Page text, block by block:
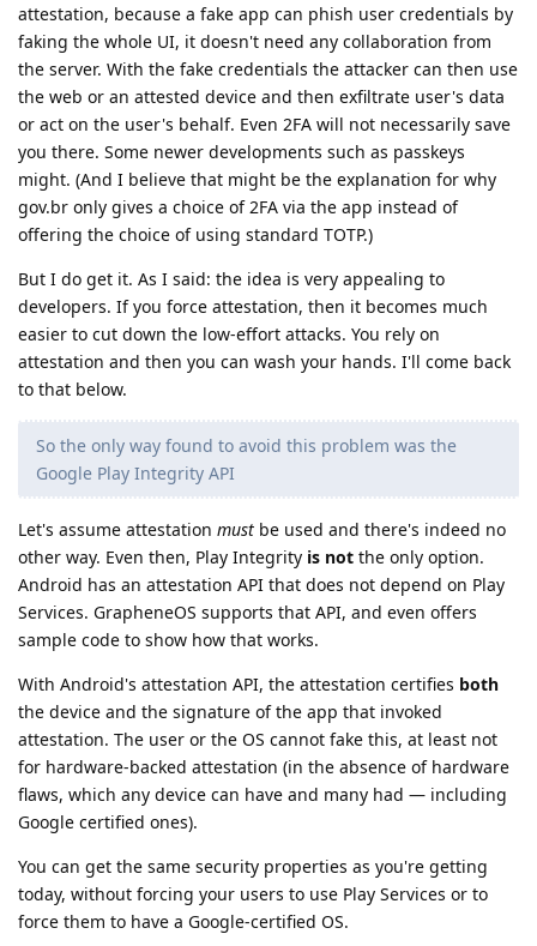
attestation, because a fake app can phish user credentials by
faking the whole UI, it doesn't need any collaboration from
the server. With the fake credentials the attacker can then use
the web or an attested device and then exfiltrate user's data
or act on the user's behalf. Even 2FA will not necessarily save
you there. Some newer developments such as passkeys
might. (And I believe that might be the explanation for why
gov.br only gives a choice of 2FA via the app instead of
offering the choice of using standard TOTP.)
But I do get it. As I said: the idea is very appealing to
developers. If you force attestation, then it becomes much
easier to cut down the low-effort attacks. You rely on
attestation and then you can wash your hands. I'll come back
to that below.
So the only way found to avoid this problem was the
Google Play Integrity API
Let's assume attestation must be used and there's indeed no
other way. Even then, Play Integrity is not the only option.
Android has an attestation API that does not depend on Play
Services. GrapheneOS supports that API, and even offers
sample code to show how that works.
With Android's attestation API, the attestation certifies both
the device and the signature of the app that invoked
attestation. The user or the OS cannot fake this, at least not
for hardware-backed attestation (in the absence of hardware
flaws, which any device can have and many had — including
Google certified ones).
You can get the same security properties as you're getting
today, without forcing your users to use Play Services or to
force them to have a Google-certified OS.